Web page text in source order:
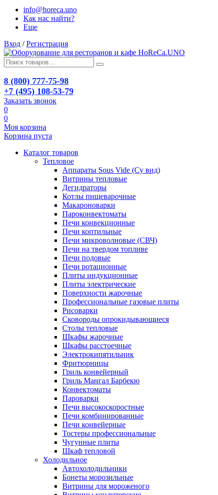
info@horeca.uno
Как нас найти?
Еще
Вход / Регистрация
8 (800) 777-75-98
+7 (495) 108-53-79
Заказать звонок
0
0
Моя корзина
Корзина пуста
Каталог товаров
Тепловое
Аппараты Sous Vide (Су вид)
Витрины тепловые
Дегидраторы
Котлы пищеварочные
Макароноварки
Пароконвектоматы
Печи конвекционные
Печи коптильные
Печи микроволновые (СВЧ)
Печи на твердом топливе
Печи подовые
Печи ротационные
Плиты индукционные
Плиты электрические
Поверхности жарочные
Профессиональные газовые плиты
Рисоварки
Сковороды опрокидывающиеся
Столы тепловые
Шкафы жарочные
Шкафы расстоечные
Электрокипятильник
Фритюрницы
Гриль конвейерный
Гриль Мангал Барбекю
Конвектоматы
Пароварки
Печи высокоскоростные
Печи комбинированные
Печи конвейерные
Тостеры профессиональные
Чугунные плиты
Шкаф тепловой
Холодильное
Автохолодильники
Бонеты морозильные
Витрины для мороженого